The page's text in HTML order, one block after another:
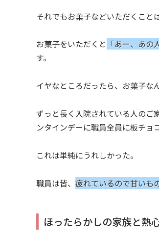
それでもお菓子などいただくこと
お菓子をいただくと 「あー、あ
す。
イヤなところだったら、お菓子な
ずっと長く入院されている人のご
ンタインデーに職員全員に板チョ
これは単純にうれしかった。
職員は皆、 疲れているので甘いも
ほったらかしの家族と熱